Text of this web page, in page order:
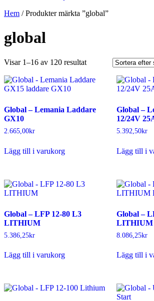
Hem / Produkter märkta ”global”
global
Visar 1–16 av 120 resultatSortera
senaste
Global – Lemania Laddare
GX10
2.665,00kr
Lägg till i varukorg
Global –
12/24V
5.392,50kr
Lägg till i
Global – LFP 12-80 L3
LITHIUM
5.386,25kr
Lägg till i varukorg
Global –
LITHIUM
8.086,25kr
Lägg till i